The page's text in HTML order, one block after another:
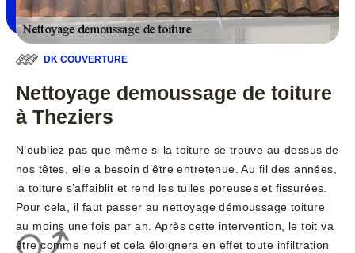
DK COUVERTURE
Nettoyage demoussage de toiture
à Theziers
N’oubliez pas que même si la toiture se trouve au-dessus de
nos têtes, elle a besoin d’être entretenue. Au fil des années,
la toiture s’affaiblit et rend les tuiles poreuses et fissurées.
Pour cela, il faut passer au nettoyage démoussage toiture
au moins une fois par an. Après cette intervention, le toit va
être comme neuf et cela éloignera en effet toute infiltration